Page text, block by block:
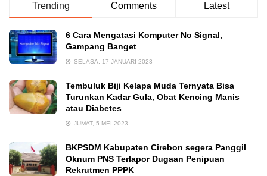
Trending Comments Latest
6 Cara Mengatasi Komputer No Signal,
Gampang Banget
SELASA, 17 JANUARI 2023
Tembuluk Biji Kelapa Muda Ternyata Bisa
Turunkan Kadar Gula, Obat Kencing Manis
atau Diabetes
JUMAT, 5 MEI 2023
BKPSDM Kabupaten Cirebon segera Panggil
Oknum PNS Terlapor Dugaan Penipuan
Rekrutmen PPPK